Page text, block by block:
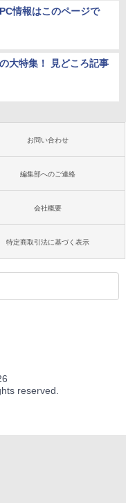
情報はこのページで
大特集！ 見どころ記事
お問い合わせ
編集部へのご連絡
会社概要
特定商取引法に基づく表示
reserved.